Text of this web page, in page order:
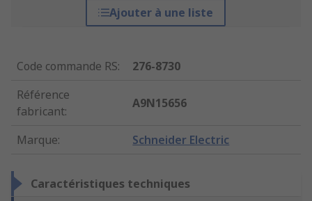
Ajouter à une liste
Code commande RS:
276-8730
Référence
fabricant:
A9N15656
Marque: Schneider Electric
Caractéristiques techniques